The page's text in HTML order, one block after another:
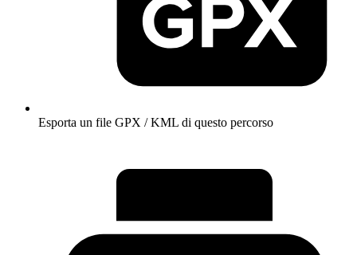
Esporta un file GPX / KML di questo percorso